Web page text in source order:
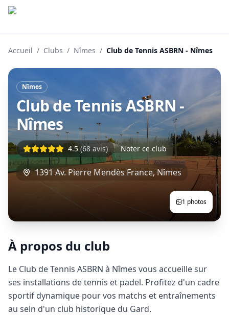
Accueil / Clubs / Nîmes / Club de Tennis ASBRN - Nîmes
Nîmes
Club de Tennis ASBRN -
Nîmes
4.5 (68 avis) Noter ce club
1391 Av. Pierre Mendès France, Nîmes
1 photos
À propos du club
Le Club de Tennis ASBRN à Nîmes vous accueille sur
ses installations de tennis et padel. Profitez d'un cadre
sportif dynamique pour vos matchs et entraînements
au sein d'un club historique du Gard.